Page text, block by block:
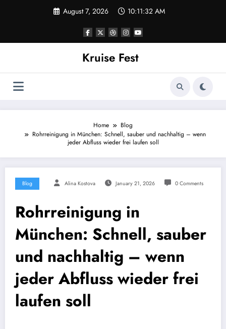
August 7, 2026 10:11:32 AM
Kruise Fest
Home
Blog
Rohrreinigung in München: Schnell, sauber und nachhaltig – wenn
jeder Abfluss wieder frei laufen soll
Blog Alina Kostova January 21, 2026 0 Comments
Rohrreinigung in
München: Schnell, sauber
und nachhaltig – wenn
jeder Abfluss wieder frei
laufen soll